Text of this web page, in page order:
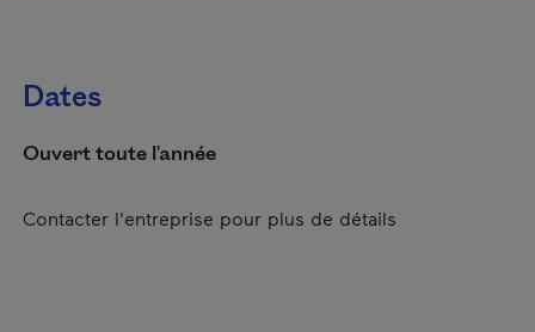
Dates
Ouvert toute l'année
Contacter l'entreprise pour plus de détails